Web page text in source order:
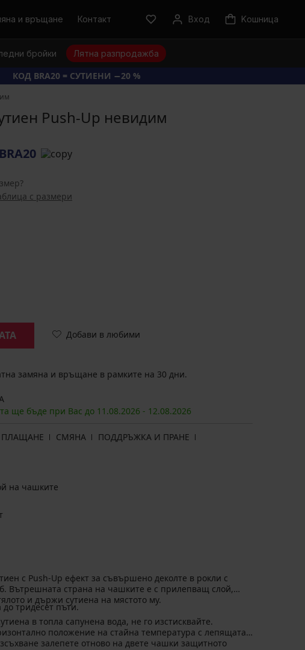
и връщане Контакт Вход Kошница
бройки Лятна разпродажба
КОД BRA20 = СУТИЕНИ −20 %
Push-Up невидим
BRA20
с размери
Добави в любими
замяна и връщане в рамките на 30 дни.
ще бъде при Вас до 11.08.2026 - 12.08.2026
ПЛАЩАНЕ СМЯНА
ПОДДРЪЖКА И ПРАНЕ
на чашките
с Push-Up ефект за съвършено деколте в рокли с
Вътрешната страна на чашките е с прилепващ слой,
и държи сутиена на мястото му.
тридесет пъти.
в топла сапунена вода, не го изстисквайте.
положение на стайна температура с лепящата
залепете отново на двете чашки защитното